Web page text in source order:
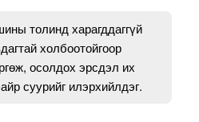
толинд харагддаггүй
холбоотойгоор
осолдох эрсдэл их
суурийг илэрхийлдэг.